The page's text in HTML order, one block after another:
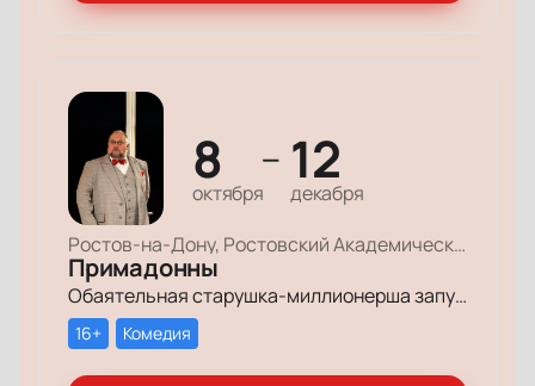
8
октября
— 12
декабря
Ростов-на-Дону, Ростовский Академический Театр Драмы, Большая сцена
Примадонны
Обаятельная старушка-миллионерша запускает грандиозный поиск своих долгопотерянных племянниц, чтобы открыть им двери в мир богатства и оставить в наследство свои миллионы.
16+ Комедия